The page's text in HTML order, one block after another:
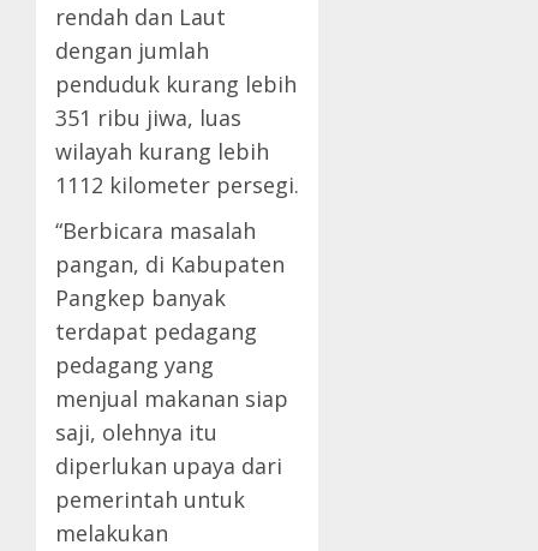
rendah dan Laut
dengan jumlah
penduduk kurang lebih
351 ribu jiwa, luas
wilayah kurang lebih
1112 kilometer persegi.
“Berbicara masalah
pangan, di Kabupaten
Pangkep banyak
terdapat pedagang
pedagang yang
menjual makanan siap
saji, olehnya itu
diperlukan upaya dari
pemerintah untuk
melakukan